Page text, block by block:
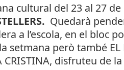
cultural del 23 al 27
Quedarà
a l’escola, en el bloc
setmana però també EL
CRISTINA, disfruteu de